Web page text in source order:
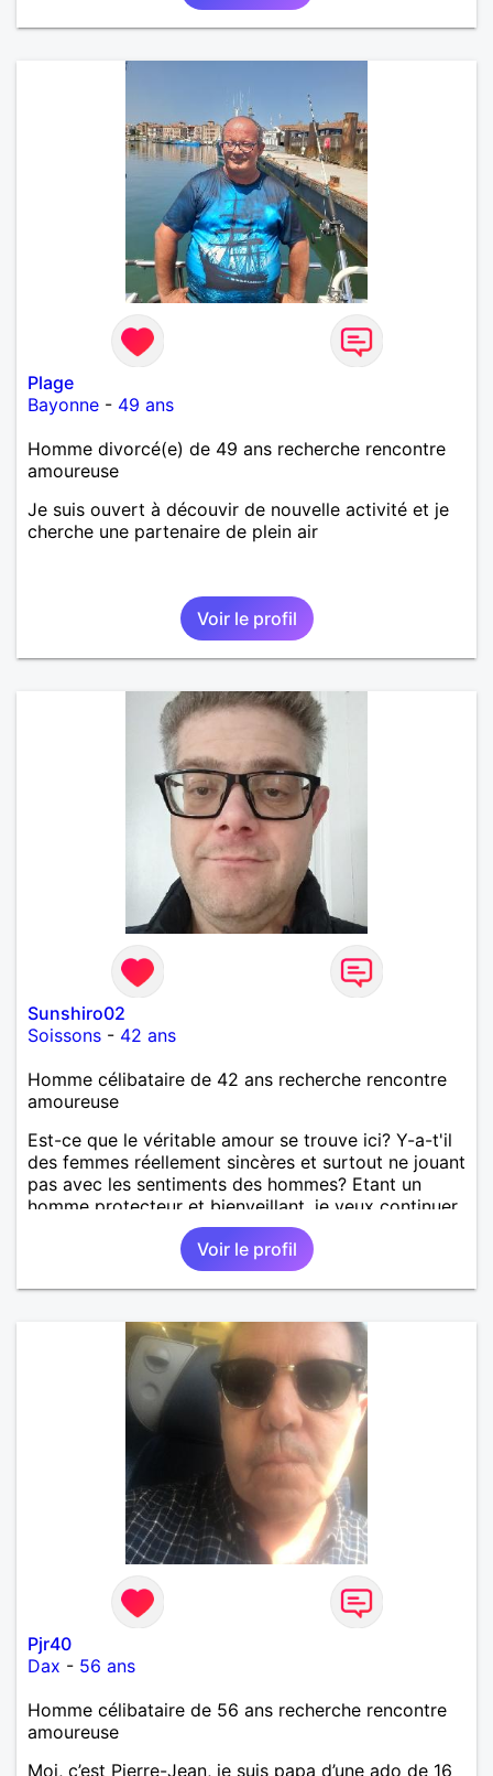
Plage
Bayonne - 49 ans
Homme divorcé(e) de 49 ans recherche rencontre
amoureuse
Je suis ouvert à découvir de nouvelle activité et je
cherche une partenaire de plein air
Voir le profil
Sunshiro02
Soissons - 42 ans
Homme célibataire de 42 ans recherche rencontre
amoureuse
Est-ce que le véritable amour se trouve ici? Y-a-t'il
des femmes réellement sincères et surtout ne jouant
pas avec les sentiments des hommes? Etant un
homme protecteur et bienveillant, je veux continuer
d'y croire et pouvoir enfin former la petite famille
que je désir temps. Faux profil, profiteuse et autres
joyeuseté passer votre chemin, vous ne
m'intéressez pas du tout!
Voir le profil
Pjr40
Dax - 56 ans
Homme célibataire de 56 ans recherche rencontre
amoureuse
Moi, c’est Pierre-Jean, je suis papa d’une ado de 16